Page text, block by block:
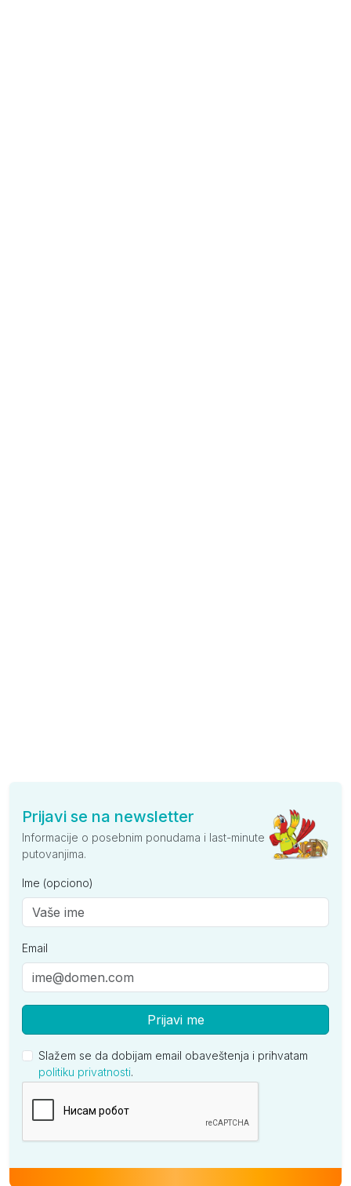
Prijavi se na newsletter
Informacije o posebnim ponudama i last-minute
putovanjima.
Ime (opciono)
Email
Prijavi me
Slažem se da dobijam email obaveštenja i prihvatam
politiku privatnosti.